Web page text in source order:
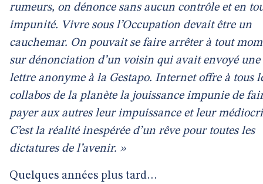
rumeurs, on dénonce sans aucun contrôle et en
impunité. Vivre sous l’Occupation devait être un
cauchemar. On pouvait se faire arrêter à tout
sur dénonciation d’un voisin qui avait envoyé une
lettre anonyme à la Gestapo. Internet offre à tous
collabos de la planète la jouissance impunie de
payer aux autres leur impuissance et leur
C’est la réalité inespérée d’un rêve pour toutes les
dictatures de l’avenir. »
Quelques années plus tard…